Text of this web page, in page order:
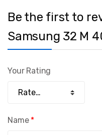
Be the first to
Samsung 32 M
Your Rating
Name *